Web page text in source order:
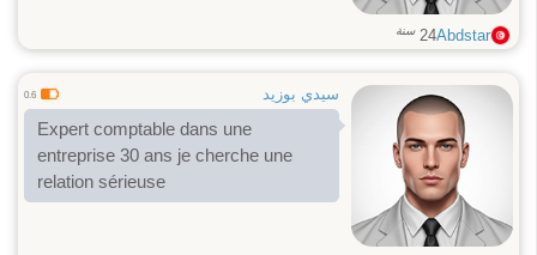
Abdstar
24 سنة
سيدي بوزيد 0.6
Expert comptable dans une
entreprise 30 ans je cherche une
relation sérieuse